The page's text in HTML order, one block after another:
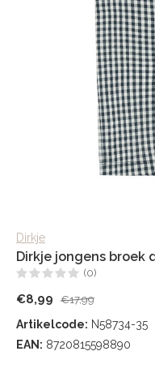
Dirkje
Dirkje jongens broek
(0)
€8,99 €17,99
Artikelcode: N58734-35
EAN: 8720815598890